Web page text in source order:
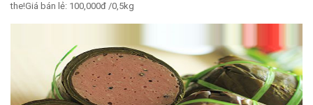
the!Giá bán lẻ: 100,000đ /0,5kg